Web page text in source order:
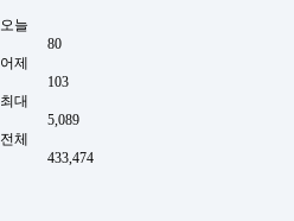
오늘
80
어제
103
최대
5,089
전체
433,474